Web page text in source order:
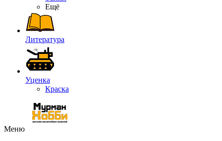
Ещё
Литература
Уценка
Краска
Меню